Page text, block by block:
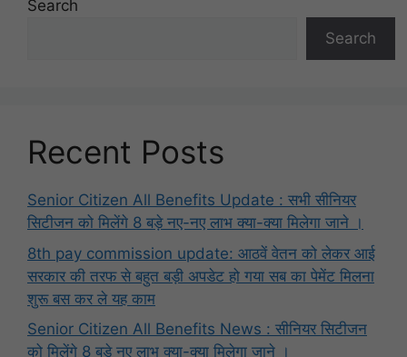
Search
Search
Recent Posts
Senior Citizen All Benefits Update : सभी सीनियर
सिटीजन को मिलेंगे 8 बड़े नए-नए लाभ क्या-क्या मिलेगा जाने ।
8th pay commission update: आठवें वेतन को लेकर आई
सरकार की तरफ से बहुत बड़ी अपडेट हो गया सब का पेमेंट मिलना
शुरू बस कर ले यह काम
Senior Citizen All Benefits News : सीनियर सिटीजन
को मिलेंगे 8 बड़े नए लाभ क्या-क्या मिलेगा जाने ।